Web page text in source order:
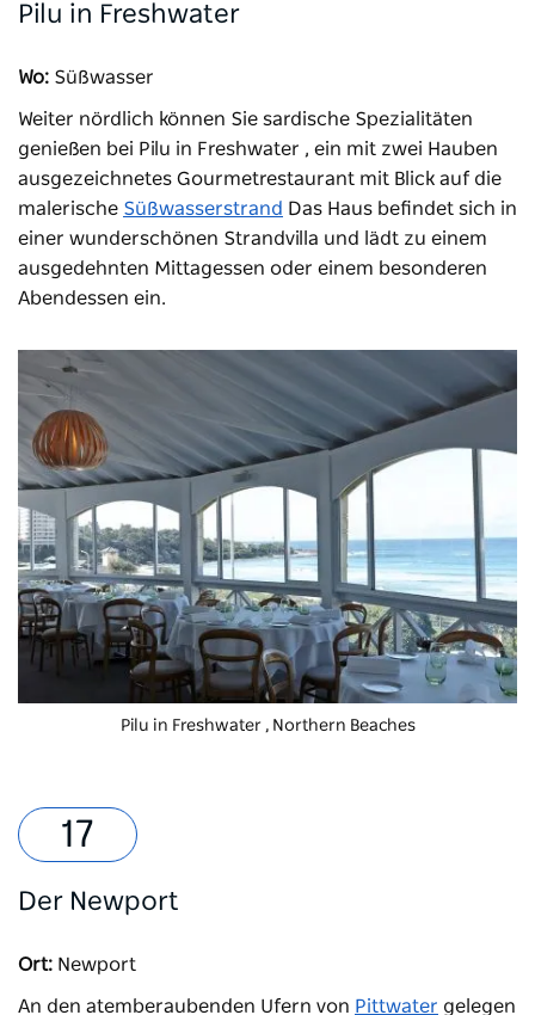
Pilu in Freshwater
Wo: Süßwasser
Weiter nördlich können Sie sardische Spezialitäten
genießen bei Pilu in Freshwater , ein mit zwei Hauben
ausgezeichnetes Gourmetrestaurant mit Blick auf die
malerische Süßwasserstrand Das Haus befindet sich in
einer wunderschönen Strandvilla und lädt zu einem
ausgedehnten Mittagessen oder einem besonderen
Abendessen ein.
Pilu in Freshwater, Northern Beaches
Der Newport
Ort: Newport
An den atemberaubenden Ufern von Pittwater gelegen